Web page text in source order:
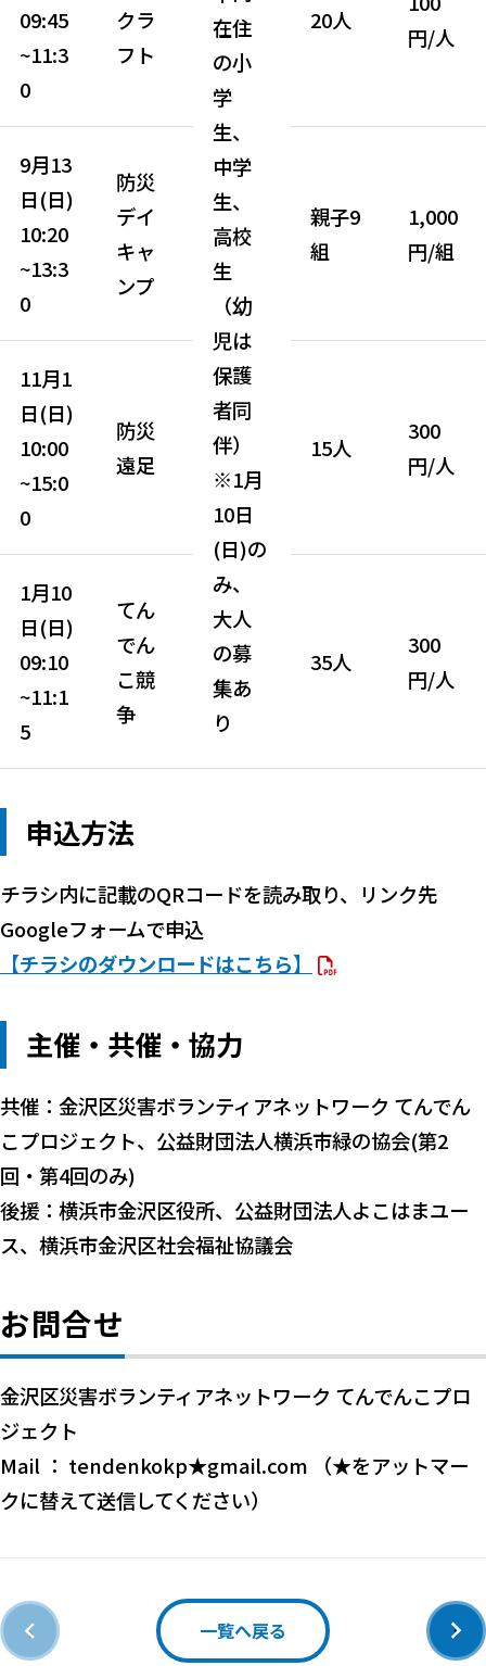
09:45
~11:3
0
クラ
フト
在住
の小
学
生、
中学
生、
高校
生
（幼
児は
保護
者同
伴）
※1月
10日
(日)の
み、
大人
の募
集あ
り
20人
円/人
9月13
日(日)
10:20
~13:3
0
防災
デイ
キャ
ンプ
親子9
組
1,000
円/組
11月1
日(日)
10:00
~15:0
0
防災
遠足
15人
300
円/人
1月10
日(日)
09:10
~11:1
5
てん
でん
こ競
争
35人
300
円/人
申込方法
チラシ内に記載のQRコードを読み取り、リンク先
Googleフォームで申込
【チラシのダウンロードはこちら】
主催・共催・協力
共催：金沢区災害ボランティアネットワーク てんでん
こプロジェクト、公益財団法人横浜市緑の協会(第2
回・第4回のみ)
後援：横浜市金沢区役所、公益財団法人よこはまユー
ス、横浜市金沢区社会福祉協議会
お問合せ
金沢区災害ボランティアネットワーク てんでんこプロ
ジェクト
Mail ： tendenkokp★gmail.com （★をアットマー
クに替えて送信してください）
‹ 一覧へ戻る ›